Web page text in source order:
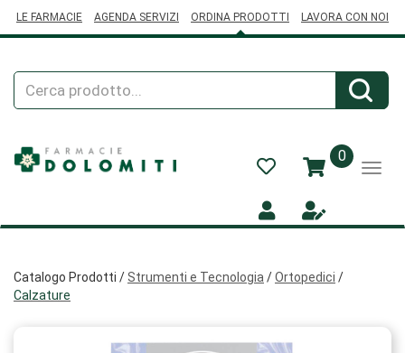
LE FARMACIE AGENDA SERVIZI ORDINA PRODOTTI LAVORA CON NOI
Cerca
Prodotto
0prodotti
inseriti
Catalogo Prodotti / Strumenti e Tecnologia /Ortopedici /
Calzature